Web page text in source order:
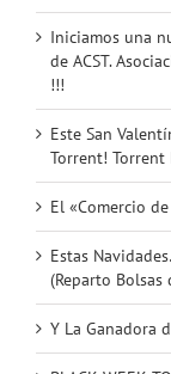
Iniciamos una
de ACST.
!!!
Este San
Torrent! Torrent
El «Comercio
Estas
(Reparto Bolsas
Y La Ganadora